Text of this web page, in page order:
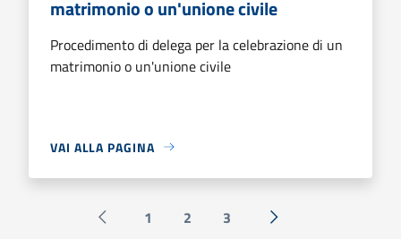
matrimonio o un'unione civile
Procedimento di delega per la celebrazione di un
matrimonio o un'unione civile
VAI ALLA PAGINA
Pagina precedente
1 2 3 Successiva »